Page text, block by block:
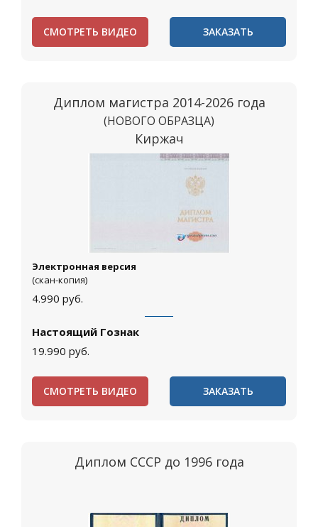
СМОТРЕТЬ ВИДЕО ЗАКАЗАТЬ
Диплом магистра 2014-2026 года
(НОВОГО ОБРАЗЦА)
Киржач
Электронная версия
(скан-копия)
4.990 руб.
Настоящий Гознак
19.990 руб.
СМОТРЕТЬ ВИДЕО ЗАКАЗАТЬ
Диплом СССР до 1996 года